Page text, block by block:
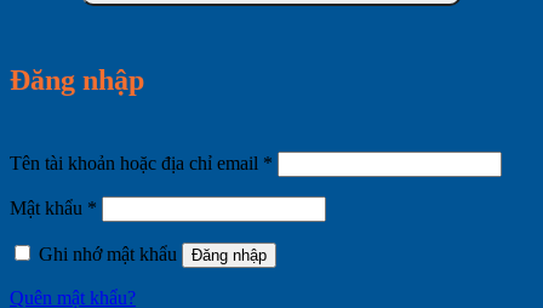
Đăng nhập
Tên tài khoản hoặc địa chỉ email *
buộc
Mật khẩu *
buộc
Ghi nhớ mật khẩu
Đăng nhập
Quên mật khẩu?